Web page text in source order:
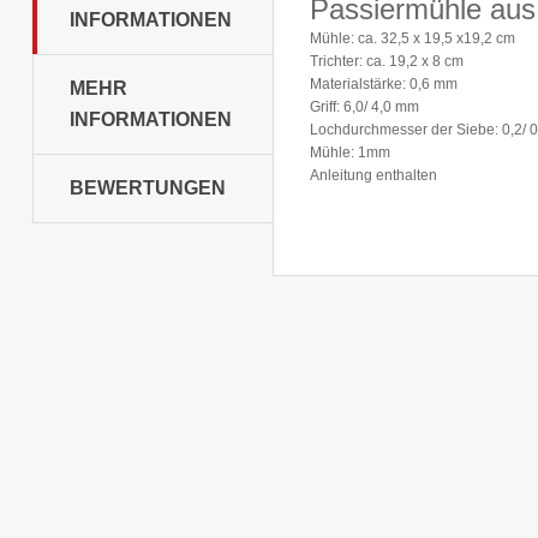
INFORMATIONEN
MEHR
INFORMATIONEN
BEWERTUNGEN
Passiermühle
Mühle: ca. 32,5 x 19,5 x19,2 cm
Trichter: ca. 19,2 x 8 cm
Materialstärke: 0,6 mm
Griff: 6,0/ 4,0 mm
Lochdurchmesser der Siebe: 0,2/
Mühle: 1mm
Anleitung enthalten